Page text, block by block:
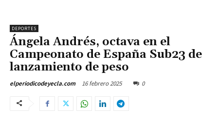
DEPORTES
Ángela Andrés, octava en el
Campeonato de España Sub23 de
lanzamiento de peso
elperiodicodeyecla.com 16 febrero 2025 0